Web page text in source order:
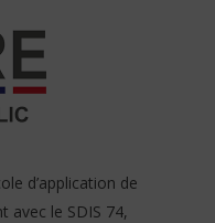
d’application de
avec le SDIS 74,